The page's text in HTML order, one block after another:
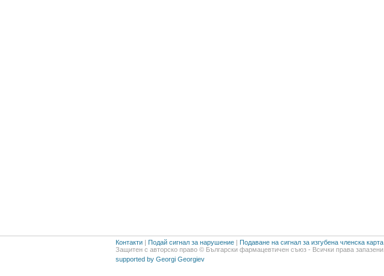
Контакти | Подай сигнал за нарушение | Подаване на сигнал за изгубена членска карта
Защитен с авторско право © Български фармацевтичен съюз - Всички права запазени.
supported by Georgi Georgiev